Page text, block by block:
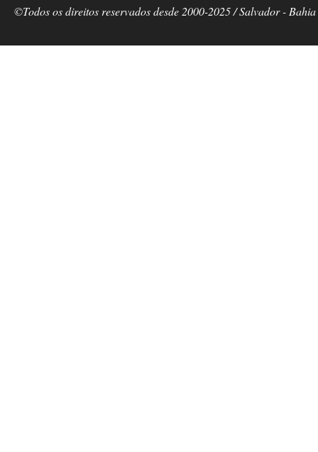
©Todos os direitos reservados desde 2000-2025 / Salvador -